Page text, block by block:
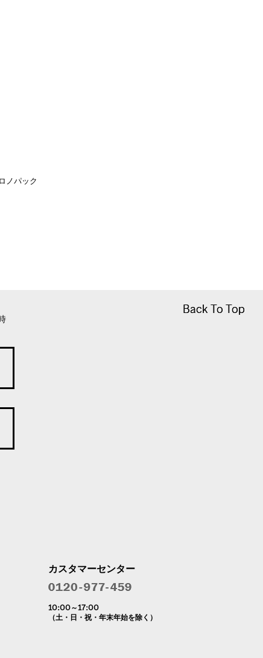
ノパック
Back To Top
Back To Top
カスタマーセンター
10:00～17:00
（土・日・祝・年末年始を除く）